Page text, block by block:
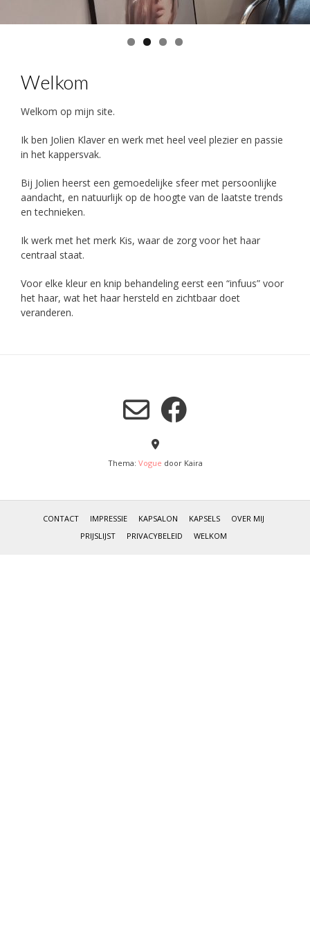
Welkom
Welkom op mijn site.
Ik ben Jolien Klaver en werk met heel veel plezier en passie
in het kappersvak.
Bij Jolien heerst een gemoedelijke sfeer met persoonlijke
aandacht, en natuurlijk op de hoogte van de laatste trends
en technieken.
Ik werk met het merk Kis, waar de zorg voor het haar
centraal staat.
Voor elke kleur en knip behandeling eerst een “infuus” voor
het haar, wat het haar hersteld en zichtbaar doet
veranderen.
Thema: Vogue door Kaira
CONTACT IMPRESSIE KAPSALON KAPSELS
OVER MIJ
PRIJSLIJST
PRIVACYBELEID WELKOM